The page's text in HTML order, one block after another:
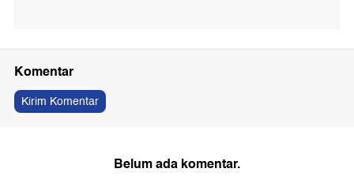
Komentar
Kirim Komentar
Belum ada komentar.